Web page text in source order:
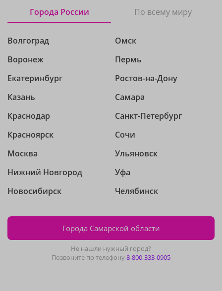
Города России По всему миру
Волгоград
Воронеж
Екатеринбург
Казань
Краснодар
Красноярск
Москва
Нижний Новгород
Новосибирск
Омск
Пермь
Ростов-на-Дону
Самара
Санкт-Петербург
Сочи
Ульяновск
Уфа
Челябинск
Города Самарской области
Не нашли нужный город?
Позвоните по телефону8-800-333-0905